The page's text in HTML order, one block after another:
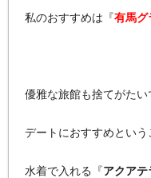
私のおすすめは『有馬グ
優雅な旅館も捨てがたい
デートにおすすめという
水着で入れる『アクアテ